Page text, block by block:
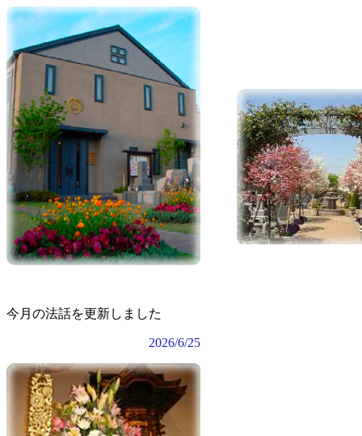
今月の法話を更新しました
2026/6/25